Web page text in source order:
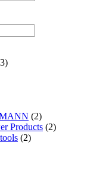
(2)
Products (2)
(2)